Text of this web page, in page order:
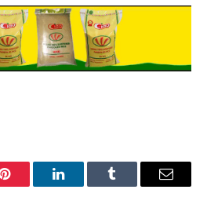
Pinterest LinkedInTumblr Email